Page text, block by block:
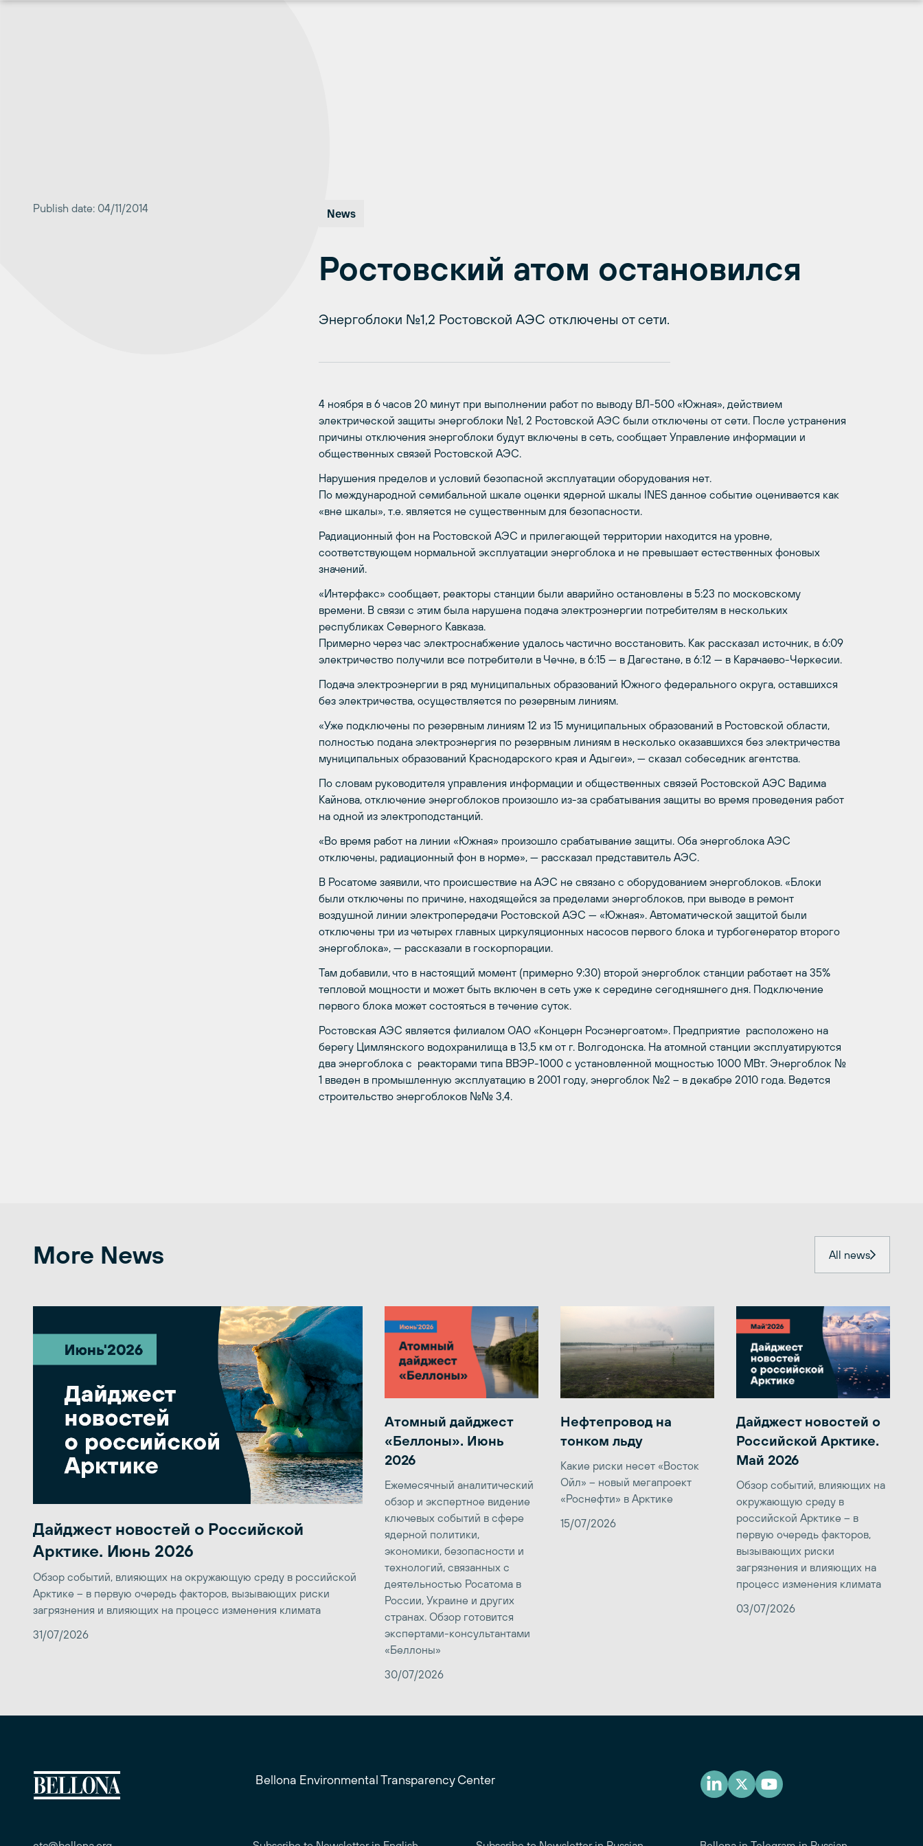
Publish date: 04/11/2014 News
Ростовский атом остановился
Энергоблоки №1,2 Ростовской АЭС отключены от сети.
4 ноября в 6 часов 20 минут при выполнении работ по выводу ВЛ-500 «Южная», действием
электрической защиты энергоблоки №1, 2 Ростовской АЭС были отключены от сети. После устранения
причины отключения энергоблоки будут включены в сеть, сообщает Управление информации и
общественных связей Ростовской АЭС.
Нарушения пределов и условий безопасной эксплуатации оборудования нет.
По международной семибальной шкале оценки ядерной шкалы INES данное событие оценивается как
«вне шкалы», т.е. является не существенным для безопасности.
Радиационный фон на Ростовской АЭС и прилегающей территории находится на уровне,
соответствующем нормальной эксплуатации энергоблока и не превышает естественных фоновых
значений.
«Интерфакс» сообщает, реакторы станции были аварийно остановлены в 5:23 по московскому
времени. В связи с этим была нарушена подача электроэнергии потребителям в нескольких
республиках Северного Кавказа.
Примерно через час электроснабжение удалось частично восстановить. Как рассказал источник, в 6:09
электричество получили все потребители в Чечне, в 6:15 — в Дагестане, в 6:12 — в Карачаево-Черкесии.
Подача электроэнергии в ряд муниципальных образований Южного федерального округа, оставшихся
без электричества, осуществляется по резервным линиям.
«Уже подключены по резервным линиям 12 из 15 муниципальных образований в Ростовской области,
полностью подана электроэнергия по резервным линиям в несколько оказавшихся без электричества
муниципальных образований Краснодарского края и Адыгеи», — сказал собеседник агентства.
По словам руководителя управления информации и общественных связей Ростовской АЭС Вадима
Кайнова, отключение энергоблоков произошло из-за срабатывания защиты во время проведения работ
на одной из электроподстанций.
«Во время работ на линии «Южная» произошло срабатывание защиты. Оба энергоблока АЭС
отключены, радиационный фон в норме», — рассказал представитель АЭС.
В Росатоме заявили, что происшествие на АЭС не связано с оборудованием энергоблоков. «Блоки
были отключены по причине, находящейся за пределами энергоблоков, при выводе в ремонт
воздушной линии электропередачи Ростовской АЭС — «Южная». Автоматической защитой были
отключены три из четырех главных циркуляционных насосов первого блока и турбогенератор второго
энергоблока», — рассказали в госкорпорации.
Там добавили, что в настоящий момент (примерно 9:30) второй энергоблок станции работает на 35%
тепловой мощности и может быть включен в сеть уже к середине сегодняшнего дня. Подключение
первого блока может состояться в течение суток.
Ростовская АЭС является филиалом ОАО «Концерн Росэнергоатом». Предприятие расположено на
берегу Цимлянского водохранилища в 13,5 км от г. Волгодонска. На атомной станции эксплуатируются
два энергоблока с реакторами типа ВВЭР-1000 с установленной мощностью 1000 МВт. Энергоблок №
1 введен в промышленную эксплуатацию в 2001 году, энергоблок №2 – в декабре 2010 года. Ведется
строительство энергоблоков №№ 3,4.
More News All news
Дайджест новостей о Российской
Арктике. Июнь 2026
Обзор событий, влияющих на окружающую среду в российской
Арктике – в первую очередь факторов, вызывающих риски
загрязнения и влияющих на процесс изменения климата
31/07/2026
Атомный дайджест
«Беллоны». Июнь
2026
Ежемесячный аналитический
обзор и экспертное видение
ключевых событий в сфере
ядерной политики,
экономики, безопасности и
технологий, связанных с
деятельностью Росатома в
России, Украине и других
странах. Обзор готовится
экспертами-консультантами
«Беллоны»
30/07/2026
Нефтепровод на
тонком льду
Какие риски несет «Восток
Ойл» – новый мегапроект
«Роснефти» в Арктике
15/07/2026
Дайджест новостей о
Российской Арктике.
Май 2026
Обзор событий, влияющих на
окружающую среду в
российской Арктике – в
первую очередь факторов,
вызывающих риски
загрязнения и влияющих на
процесс изменения климата
03/07/2026
Bellona Environmental Transparency Center